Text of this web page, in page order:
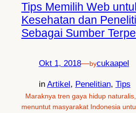
Tips Memilih Web
Kesehatan dan
Sebagai Sumber
Okt 1, 2018—bycukaapel
in Artikel, Penelitian, Tips
Maraknya tren gaya hidup
menuntut masyarakat Indonesia